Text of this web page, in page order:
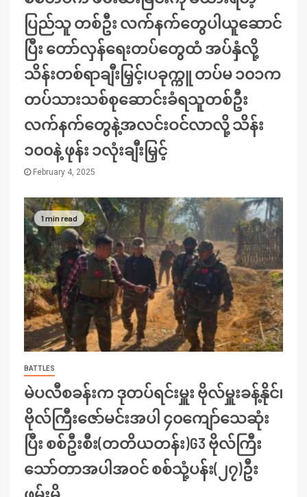
ပြည်သူ တစ်ဦး လက်နက်တွေပါယူဆောင်
ပြီး တော်လှန်ရေးတပ်တွေထံ အပ်နှံလို့
သိန်းတစ်ရာချီးမြှင့်၊ပခုက္ကူ တပ်မ ၁၀၁က
တပ်သားသစ်စုဆောင်းခံရသူတစ်ဦး
လက်နက်တွေနဲ့အလင်းဝင်လာလို့ သိန်း
၁၀၀နဲ့ ဖုန်း ၁လုံးချီးမြှင့်
February 4, 2025
1 min read
BATTLES
မဲပလီစခန်းက ဒုတပ်ရင်းမှူး ဗိုလ်မှူးခန့်နိုင်၊
ဗိုလ်ကြီးဇော်မင်းအပါ ၄၀ကျော်သေဆုံး
ပြီး စစ်ဦးစီး(တတိယတန်း)G3 ဗိုလ်ကြီး
သော်တာအပါအဝင် စစ်သုံ့ပန်း(၂၇)ဦး
ဖမ်းမိ